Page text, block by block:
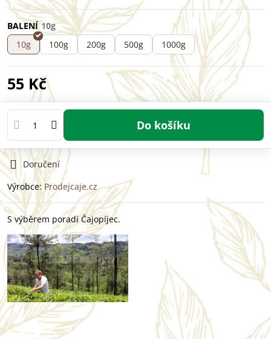
BALENÍ
10g
100g 200g 500g 1000g
55 Kč
Do košíku
Doručení
Výrobce:Prodejcaje.cz
S výběrem poradí Čajopíjec.